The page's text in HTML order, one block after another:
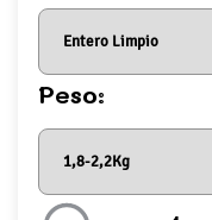
Peso: